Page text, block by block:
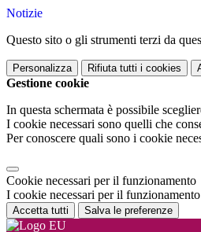
Notizie
Questo sito o gli strumenti terzi da
Personalizza Rifiuta tutti i cookies
Gestione cookie
In questa schermata è possibile
I cookie necessari sono quelli che
Per conoscere quali sono i cookie
Cookie necessari per il funzionamento
I cookie necessari per il
Accetta tutti Salva le preferenze